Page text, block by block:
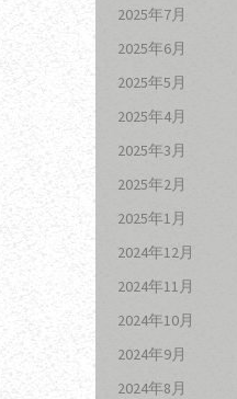
2025年7月
2025年6月
2025年5月
2025年4月
2025年3月
2025年2月
2025年1月
2024年12月
2024年11月
2024年10月
2024年9月
2024年8月